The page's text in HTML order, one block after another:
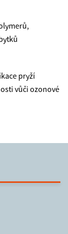
pryží
vůči ozonové